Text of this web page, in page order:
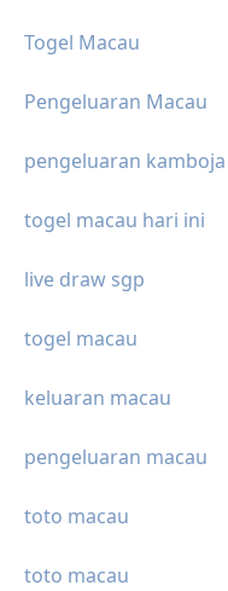
Togel Macau
Pengeluaran Macau
pengeluaran
togel macau hari ini
live draw sgp
togel macau
keluaran macau
pengeluaran macau
toto macau
toto macau